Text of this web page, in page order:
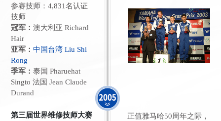
参赛技师：4,831名认证
技师
冠军：澳大利亚 Richard
Hair
亚军：中国台湾 Liu Shi
Rong
季军：泰国 Pharuehat
Singto 法国 Jean Claude
Durand
第三届世界维修技师大赛
正值雅马哈50周年之际，